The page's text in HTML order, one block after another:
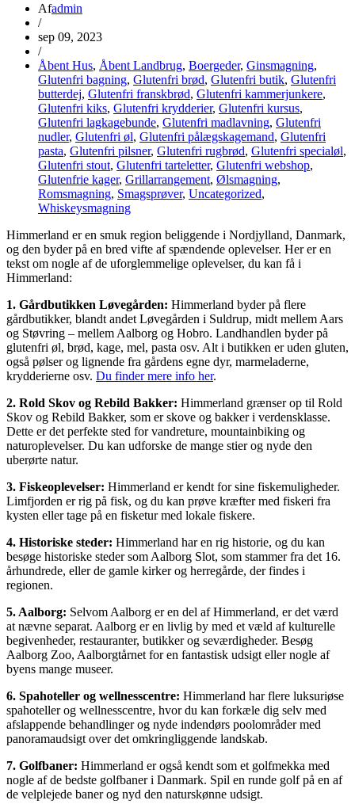
Afadmin
/
sep 09, 2023
/
Åbent Hus, Åbent Landbrug, Boergeder, Ginsmagning,
Glutenfri bagning, Glutenfri brød, Glutenfri butik, Glutenfri
butterdej, Glutenfri franskbrød, Glutenfri kammerjunkere,
Glutenfri kiks, Glutenfri krydderier, Glutenfri kursus,
Glutenfri lagkagebunde, Glutenfri madlavning, Glutenfri
nudler, Glutenfri øl, Glutenfri pålægskagemand, Glutenfri
pasta, Glutenfri pilsner, Glutenfri rugbrød, Glutenfri specialøl,
Glutenfri stout, Glutenfri tarteletter, Glutenfri webshop,
Glutenfrie kager, Grillarrangement, Ølsmagning,
Romsmagning, Smagsprøver, Uncategorized,
Whiskeysmagning
Himmerland er en smuk region beliggende i Nordjylland, Danmark,
og den byder på en bred vifte af spændende oplevelser. Her er en
tekst om nogle af de uforglemmelige oplevelser, du kan få i
Himmerland:
1. Gårdbutikken Løvegården: Himmerland byder på flere
gårdbutikker, blandt andet Løvegården i Suldrup, midt mellem Aars
og Støvring – mellem Aalborg og Hobro. Landhandlen byder på
glutenfri øl, brød, kage, mel, pasta osv. Alt i butikken er uden gluten,
også pølser og lignende fra gårdens egne dyr, marmeladerne,
krydderierne osv. Du finder mere info her.
2. Rold Skov og Rebild Bakker: Himmerland grænser op til Rold
Skov og Rebild Bakker, som er skove og bakker i verdensklasse.
Dette er det perfekte sted for vandreture, mountainbiking og
naturoplevelser. Du kan udforske de mange stier og nyde den
uberørte natur.
3. Fiskeoplevelser: Himmerland er kendt for sine fiskemuligheder.
Limfjorden er rig på fisk, og du kan prøve kræfter med fiskeri fra
kysten eller tage på en fisketur med lokale fiskere.
4. Historiske steder: Himmerland har en rig historie, og du kan
besøge historiske steder som Aalborg Slot, som stammer fra det 16.
århundrede, eller de gamle kirker og herregårde, der findes i
regionen.
5. Aalborg: Selvom Aalborg er en del af Himmerland, er det værd
at nævne separat. Aalborg er en livlig by med et væld af kulturelle
begivenheder, restauranter, butikker og seværdigheder. Besøg
Aalborg Zoo, Aalborgtårnet for en fantastisk udsigt eller nogle af
byens mange museer.
6. Spahoteller og wellnesscentre: Himmerland har flere luksuriøse
spahoteller og wellnesscentre, hvor du kan forkæle dig selv med
afslappende behandlinger og nyde indendørs poolområder med
panoramaudsigt over det omkringliggende landskab.
7. Golfbaner: Himmerland er også kendt som et golfmekka med
nogle af de bedste golfbaner i Danmark. Spil en runde golf på en af
de velplejede baner og nyd den naturskønne udsigt.